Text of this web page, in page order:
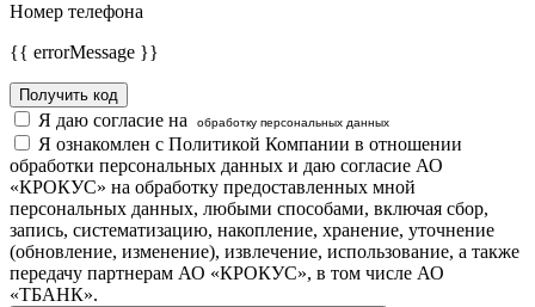
Номер телефона
{{ errorMessage }}
Получить код
Я даю согласие на обработку персональных данных
Я ознакомлен с Политикой Компании в отношении
обработки персональных данных и даю согласие АО
«КРОКУС» на обработку предоставленных мной
персональных данных, любыми способами, включая сбор,
запись, систематизацию, накопление, хранение, уточнение
(обновление, изменение), извлечение, использование, а также
передачу партнерам АО «КРОКУС», в том числе АО
«ТБАНК».